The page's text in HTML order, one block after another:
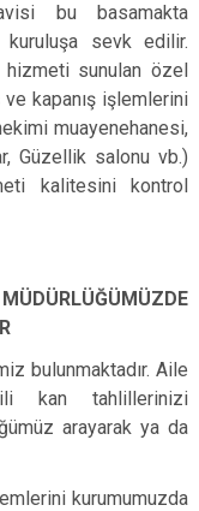
bu basamakta
kuruluşa sevk edilir.
sunulan özel
ve kapanış işlemlerini
muayenehanesi,
Güzellik salonu vb.)
kalitesini kontrol
bulunmaktadır. Aile
kan tahlillerinizi
arayarak ya da
kurumumuzda